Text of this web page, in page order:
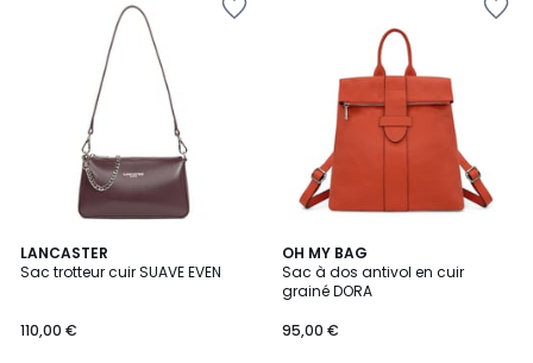
LANCASTER
Sac trotteur cuir SUAVE EVEN
110,00 €
5
/
13
Couleurs
OH MY BAG
Sac à dos antivol en cuir
grainé DORA
95,00 €
1
/
5
8
Couleurs